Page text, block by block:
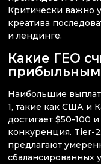
Критически важно
креатива
и лендинге.
Какие ГЕО
Наибольшие
1, такие как США и
достигает $50-100
конкуренция. Tier-
предлагают
сбалансированных